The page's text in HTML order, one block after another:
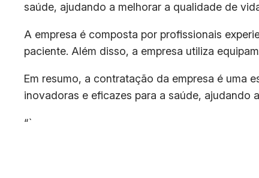
saúde, ajudando a melhorar a qualidade de
A empresa é composta por profissionais
paciente. Além disso, a empresa utiliza
Em resumo, a contratação da empresa é uma
inovadoras e eficazes para a saúde, ajudando
“`